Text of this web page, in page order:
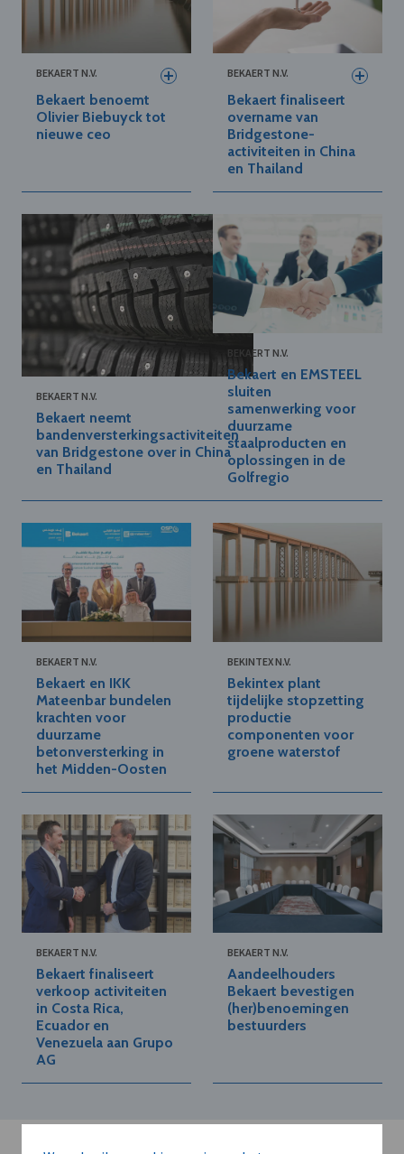
BEKAERT N.V.
Bekaert benoemt
Olivier Biebuyck tot
nieuwe ceo
BEKAERT N.V.
Bekaert finaliseert
overname van
Bridgestone-
activiteiten in China
en Thailand
BEKAERT N.V.
Bekaert neemt
bandenversterkingsactiviteiten
van Bridgestone over in China
en Thailand
BEKAERT N.V.
Bekaert en EMSTEEL
sluiten
samenwerking voor
duurzame
staalproducten en
oplossingen in de
Golfregio
BEKAERT N.V.
Bekaert en IKK
Mateenbar bundelen
krachten voor
duurzame
betonversterking in
het Midden-Oosten
BEKINTEX N.V.
Bekintex plant
tijdelijke stopzetting
productie
componenten voor
groene waterstof
BEKAERT N.V.
Bekaert finaliseert
verkoop activiteiten
in Costa Rica,
Ecuador en
Venezuela aan Grupo
AG
BEKAERT N.V.
Aandeelhouders
Bekaert bevestigen
(her)benoemingen
bestuurders